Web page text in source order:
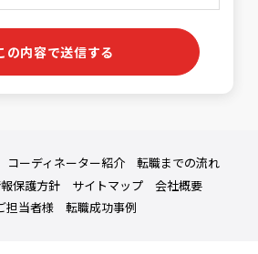
者はライフエンジの利用に関して適用さ
を承認するものとします。
停止
てまたは一部のサービスをいつでも、
コーディネーター紹介
転職までの流れ
保護方針 サイトマップ
会社概要
担当者様
転職成功事例